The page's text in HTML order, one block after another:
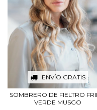
ENVÍO GRATIS
SOMBRERO DE FIELTRO
VERDE MUSGO